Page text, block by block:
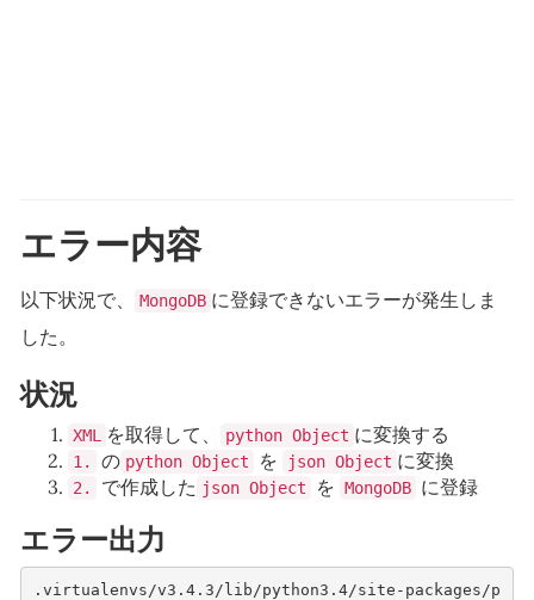
エラー内容
以下状況で、 MongoDB に登録できないエラーが発生しま
した。
状況
XML を取得して、 python Object に変換する
1. の python Object を json Object に変換
2. で作成した json Object を MongoDB に登録
エラー出力
. virtualenvs /v3 .4.3 /lib /python3 .4/site - packages /p